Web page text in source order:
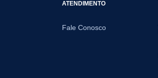
ATENDIMENTO
Fale Conosco